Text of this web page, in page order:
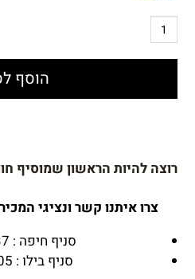
הוסף
רוצה להיות הראשון שמוסיף
צרו איתנו קשר ונציגי
סניף חיפה : 054-5326437
סניף בילו : 054-5326105